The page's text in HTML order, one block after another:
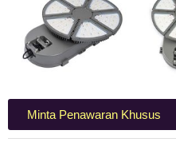
Minta Penawaran Khusus